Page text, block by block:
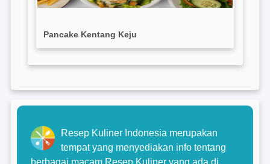
Pancake Kentang Keju
Resep Kuliner Indonesia merupakan
tempat yang menyediakan info tentang
berbagai macam Resep Kuliner yang ada di